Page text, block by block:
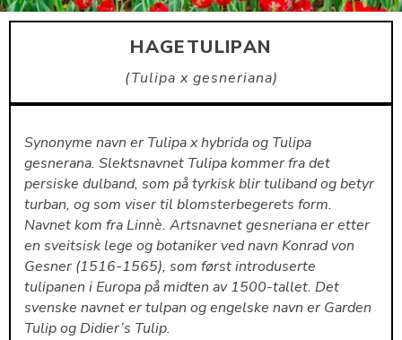
KONTAKT
HAGETULIPAN
Tulipa x gesneriana
Synonyme navn er Tulipa x hybrida og Tulipa
gesnerana. Slektsnavnet Tulipa kommer fra det
persiske dulband, som på tyrkisk blir tuliband og betyr
turban, og som viser til blomsterbegerets form.
Navnet kom fra Linnè. Artsnavnet gesneriana er etter
en sveitsisk lege og botaniker ved navn Konrad von
Gesner (1516-1565), som først introduserte
tulipanen i Europa på midten av 1500-tallet. Det
svenske navnet er tulpan og engelske navn er Garden
Tulip og Didier’s Tulip.